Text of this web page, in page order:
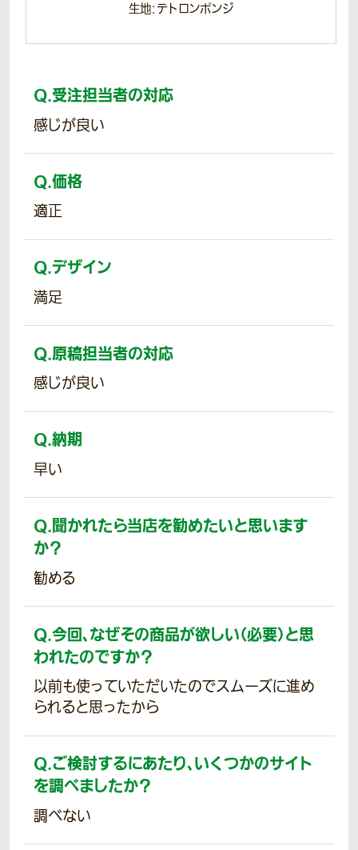
生地：テトロンポンジ
Q.受注担当者の対応
感じが良い
Q.価格
適正
Q.デザイン
満足
Q.原稿担当者の対応
感じが良い
Q.納期
早い
Q.聞かれたら当店を勧めたいと思います
か？
勧める
Q.今回、なぜその商品が欲しい（必要）と思
われたのですか？
以前も使っていただいたのでスムーズに進め
られると思ったから
Q.ご検討するにあたり、いくつかのサイト
を調べましたか？
調べない